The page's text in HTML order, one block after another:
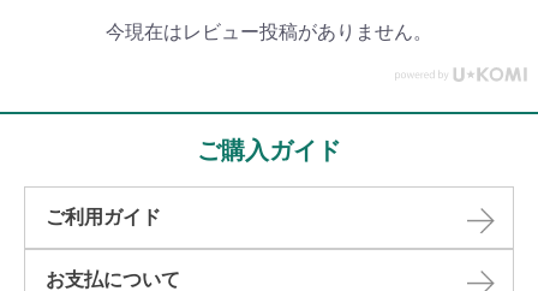
今現在はレビュー投稿がありません。
ご購入ガイド
ご利用ガイド
お支払について